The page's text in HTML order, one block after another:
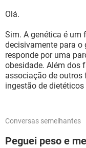
Olá.
Sim. A genética é um
decisivamente para o
responde por uma
obesidade. Além dos
associação de outros
ingestão de
Conversas semelhantes
Peguei peso e